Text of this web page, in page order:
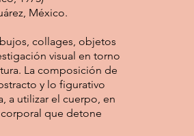
México.
collages, objetos
visual en torno
La composición de
y lo figurativo
a utilizar el cuerpo, en
que detone